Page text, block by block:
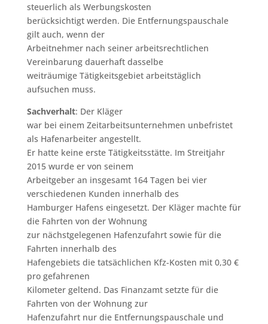
steuerlich als Werbungskosten
berücksichtigt werden. Die Entfernungspauschale
gilt auch, wenn der
Arbeitnehmer nach seiner arbeitsrechtlichen
Vereinbarung dauerhaft dasselbe
weiträumige Tätigkeitsgebiet arbeitstäglich
aufsuchen muss.
Sachverhalt: Der Kläger
war bei einem Zeitarbeitsunternehmen unbefristet
als Hafenarbeiter angestellt.
Er hatte keine erste Tätigkeitsstätte. Im Streitjahr
2015 wurde er von seinem
Arbeitgeber an insgesamt 164 Tagen bei vier
verschiedenen Kunden innerhalb des
Hamburger Hafens eingesetzt. Der Kläger machte für
die Fahrten von der Wohnung
zur nächstgelegenen Hafenzufahrt sowie für die
Fahrten innerhalb des
Hafengebiets die tatsächlichen Kfz-Kosten mit 0,30 €
pro gefahrenen
Kilometer geltend. Das Finanzamt setzte für die
Fahrten von der Wohnung zur
Hafenzufahrt nur die Entfernungspauschale und